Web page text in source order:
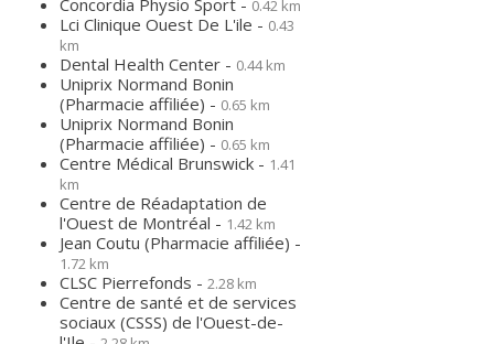
Concordia Physio Sport - 0.42 km
Lci Clinique Ouest De L'ile - 0.43
km
Dental Health Center - 0.44 km
Uniprix Normand Bonin
(Pharmacie affiliée) - 0.65 km
Uniprix Normand Bonin
(Pharmacie affiliée) - 0.65 km
Centre Médical Brunswick - 1.41
km
Centre de Réadaptation de
l'Ouest de Montréal - 1.42 km
Jean Coutu (Pharmacie affiliée) -
1.72 km
CLSC Pierrefonds - 2.28 km
Centre de santé et de services
sociaux (CSSS) de l'Ouest-de-